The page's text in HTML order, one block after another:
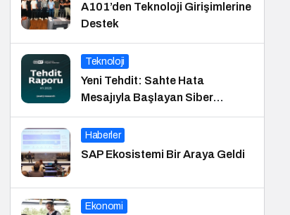
A101’den Teknoloji Girişimlerine
Destek
Teknoloji
Yeni Tehdit: Sahte Hata
Mesajıyla Başlayan Siber
Saldırılar Yükselişte
Haberler
SAP Ekosistemi Bir Araya Geldi
Ekonomi